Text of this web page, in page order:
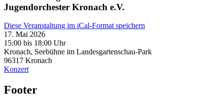
Jugendorchester Kronach e.V.
Diese Veranstaltung im iCal-Format speichern
17. Mai 2026
15:00 bis 18:00 Uhr
Kronach, Seebühne im Landesgartenschau-Park
96317 Kronach
Konzert
Footer